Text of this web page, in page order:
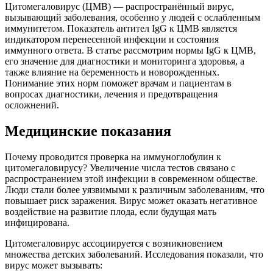
Цитомегаловирус (ЦМВ) — распространённый вирус,
вызывающий заболевания, особенно у людей с ослабленным
иммунитетом. Показатель антител IgG к ЦМВ является
индикатором перенесенной инфекции и состояния
иммунного ответа. В статье рассмотрим нормы IgG к ЦМВ,
его значение для диагностики и мониторинга здоровья, а
также влияние на беременность и новорожденных.
Понимание этих норм поможет врачам и пациентам в
вопросах диагностики, лечения и предотвращения
осложнений.
Медицинские показания
Почему проводится проверка на иммуноглобулин к
цитомегаловирусу? Увеличение числа тестов связано с
распространением этой инфекции в современном обществе.
Люди стали более уязвимыми к различным заболеваниям, что
повышает риск заражения. Вирус может оказать негативное
воздействие на развитие плода, если будущая мать
инфицирована.
Цитомегаловирус ассоциируется с возникновением
множества детских заболеваний. Исследования показали, что
вирус может вызывать: